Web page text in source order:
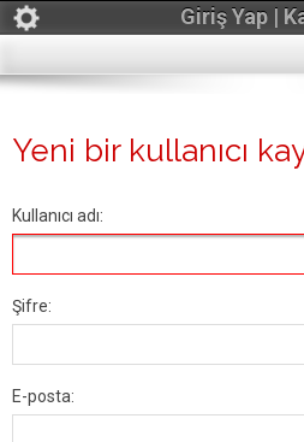
Giriş Yap |
Yeni bir kullanıcı
Kullanıcı adı:
Şifre:
E-posta: